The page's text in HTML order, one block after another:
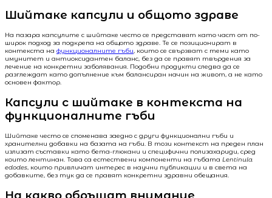
Шийтаке капсули и общото здраве
На пазара капсулите с шийтаке често се представят като част от по-
широк подход за подкрепа на общото здраве. Те се позиционират в
контекста на функционалните гъби, които се свързват с теми като
имунитет и антиоксидантен баланс, без да се правят твърдения за
лечение на конкретни заболявания. Подобни продукти следва да се
разглеждат като допълнение към балансиран начин на живот, а не като
основен фактор.
Капсули с шийтаке в контекста на
функционалните гъби
Шийтаке често се споменава заедно с други функционални гъби и
хранителни добавки на базата на гъби. В този контекст на преден план
излизат съставки като бета-глюкани и специфични полизахариди, сред
които лентинан. Това са естествени компоненти на гъбата Lentinula
edodes, които привличат интерес в научни публикации и в света на
добавките, без тук да се правят конкретни здравни обещания.
На какво обръщат внимание